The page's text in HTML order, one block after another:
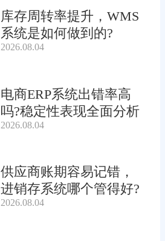
库存周转率提升，WMS
系统是如何做到的?
2026.08.04
电商ERP系统出错率高
吗?稳定性表现全面分析
2026.08.04
供应商账期容易记错，
进销存系统哪个管得好?
2026.08.04